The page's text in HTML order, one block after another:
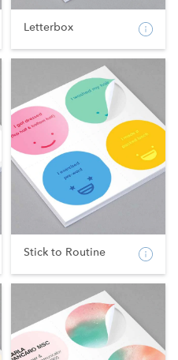
Letterbox
Stick to Routine